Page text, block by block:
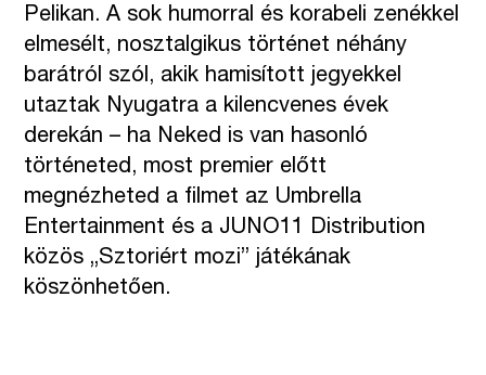
Pelikan. A sok humorral és korabeli zenékkel
elmesélt, nosztalgikus történet néhány
barátról szól, akik hamisított jegyekkel
utaztak Nyugatra a kilencvenes évek
derekán – ha Neked is van hasonló
történeted, most premier előtt
megnézheted a filmet az Umbrella
Entertainment és a JUNO11 Distribution
közös „Sztoriért mozi” játékának
köszönhetően.